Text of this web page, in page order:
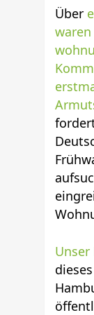
Über
Unser